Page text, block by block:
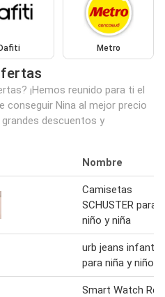
Metro
¡Hemos reunido para ti el
conseguir Nina al mejor precio
descuentos y
Nombre
Camisetas
SCHUSTER para
niño y niña
urb jeans infantil
para niña y niño
Smart Watch